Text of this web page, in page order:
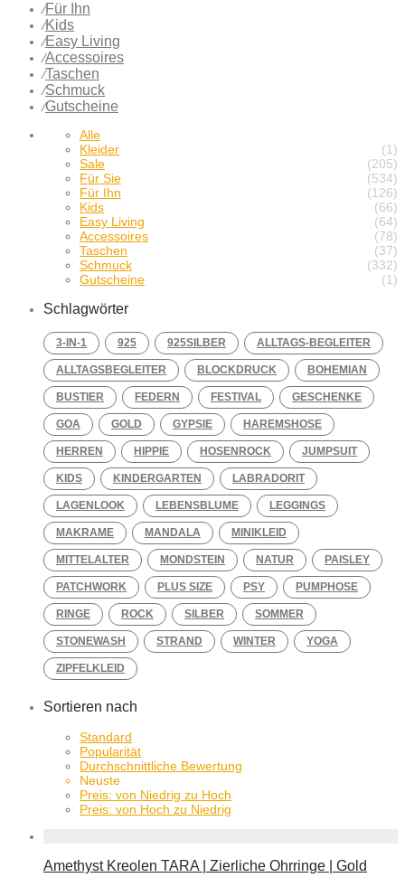
⁄Für Ihn
⁄Kids
⁄Easy Living
⁄Accessoires
⁄Taschen
⁄Schmuck
⁄Gutscheine
Alle
Kleider
(1)
Sale
(205)
Für Sie
(534)
Für Ihn
(126)
Kids
(66)
Easy Living
(64)
Accessoires
(78)
Taschen
(37)
Schmuck
(332)
Gutscheine
(1)
Schlagwörter
3-IN-1 925 925SILBER ALLTAGS-BEGLEITER
ALLTAGSBEGLEITER BLOCKDRUCK BOHEMIAN
BUSTIER FEDERN FESTIVAL GESCHENKE
GOA GOLD GYPSIE HAREMSHOSE
HERREN HIPPIE HOSENROCK JUMPSUIT
KIDS KINDERGARTEN LABRADORIT
LAGENLOOK LEBENSBLUME LEGGINGS
MAKRAME MANDALA MINIKLEID
MITTELALTER MONDSTEIN NATUR PAISLEY
PATCHWORK PLUS SIZE PSY PUMPHOSE
RINGE ROCK SILBER SOMMER
STONEWASH STRAND WINTER YOGA
ZIPFELKLEID
Sortieren nach
Standard
Popularität
Durchschnittliche Bewertung
Neuste
Preis: von Niedrig zu Hoch
Preis: von Hoch zu Niedrig
Amethyst Kreolen TARA | Zierliche Ohrringe | Gold